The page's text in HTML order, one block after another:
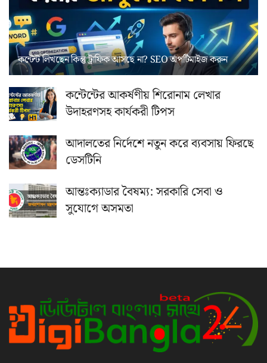
কন্টেন্ট লিখছেন কিন্তু ট্রাফিক আসছে না? ‍SEO অপটিমাইজ করুন
কন্টেন্টের আকর্ষণীয় শিরোনাম লেখার
উদাহরণসহ কার্যকরী টিপস
আদালতের নির্দেশে নতুন করে ব্যবসায় ফিরছে
ডেসটিনি
আন্তঃক্যাডার বৈষম্য: সরকারি সেবা ও
সুযোগে অসমতা